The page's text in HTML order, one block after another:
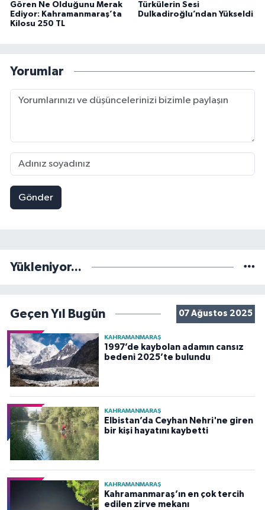
Gören Ne Olduğunu Merak
Ediyor: Kahramanmaraş’ta
Kilosu 250 TL
Türkülerin Sesi
Dulkadiroğlu’ndan Yükseldi
Yorumlar
Gönder
Yükleniyor...
Geçen Yıl Bugün 07 Ağustos 2025
KAHRAMANMARAŞ
1997’de kaybolan adamın cansız
bedeni 2025’te bulundu
KAHRAMANMARAŞ
Elbistan’da Ceyhan Nehri'ne giren
bir kişi hayatını kaybetti
KAHRAMANMARAŞ
Kahramanmaraş’ın en çok tercih
edilen zirve mekanı